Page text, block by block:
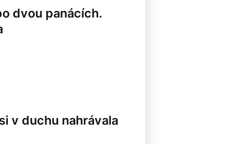
dvou panácích.
v duchu nahrávala